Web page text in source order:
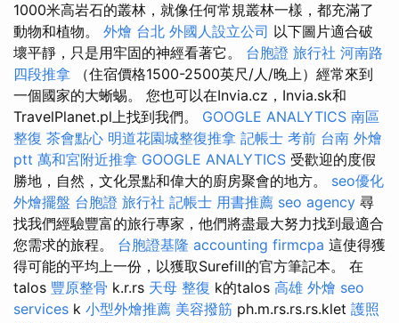
1000米高岩石的叢林，就像任何常規叢林一樣，都充滿了
動物和植物。 外燴 台北 外國人設立公司 以下圖片適合破
壞平靜，只是用牢固的神經看著它。 台胞證 旅行社 河南路
四段推拿 （住宿價格1500-2500英尺/人/晚上）經常來到
一個國家的大蜥蜴。 您也可以在Invia.cz，Invia.sk和
TravelPlanet.pl上找到我們。 GOOGLE ANALYTICS 南區
整復 茶會點心 明道花園城整復推拿 記帳士 考前 台南 外燴
ptt 萬和宮附近推拿 GOOGLE ANALYTICS 受歡迎的度假
勝地，自然，文化景點和偉大的廚房聚會的地方。 seo優化
外燴擺盤 台胞證 旅行社 記帳士 用書推薦 seo agency 尋
找我們經驗豐富的旅行專家，他們將盡最大努力找到最適合
您需求的旅程。 台胞證基隆 accounting firmcpa 這使得獲
得可能的平均上一份，以獲取Surefill的官方筆記本。 在
talos 豐原整骨 k.r.rs 天母 整復 k的talos 高雄 外燴 seo
services k 小型外燴推薦 美容撥筋 ph.m.rs.rs.rs.klet 護照